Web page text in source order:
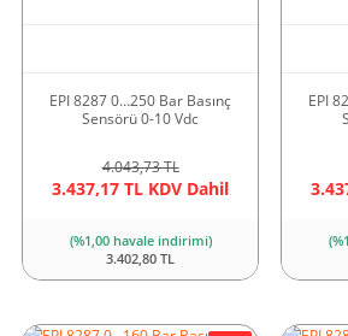
EPI 8287 0…250 Bar Basınç
Sensörü 0-10 Vdc
4.043,73 TL
3.437,17 TL KDV Dahil
(%1,00 havale indirimi)
3.402,80 TL
EPI